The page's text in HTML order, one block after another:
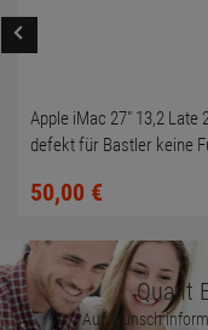
Apple iMac 27" 13,2 Late
defekt für Bastler keine
50,00 €
Quant
Auf Wunsch